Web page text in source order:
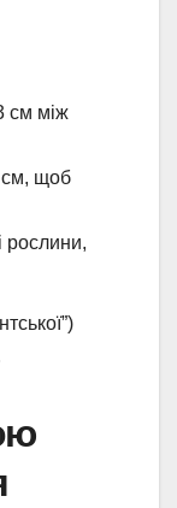
см між
см, щоб
рослини,